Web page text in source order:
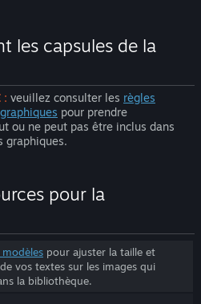
les capsules de la
: veuillez consulter les règles
pour prendre
ou ne peut pas être inclus dans
graphiques.
pour la
modèles pour ajuster la taille et
vos textes sur les images qui
la bibliothèque.